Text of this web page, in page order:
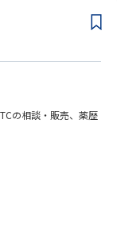
ているため、ご自身
のマネージャー業務
があります。
の相談・販売、薬歴
勤務制による残業削
す
営基盤を持っている